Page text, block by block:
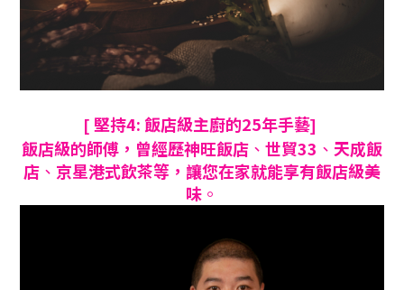
[ 堅持4: 飯店級主廚的25年手藝]
飯店級的師傅 ，曾經歷神旺飯店 、 世貿33 、 天成飯
店 、 京星港式飲茶等 ，讓您在家就能享有飯店級美
味 。